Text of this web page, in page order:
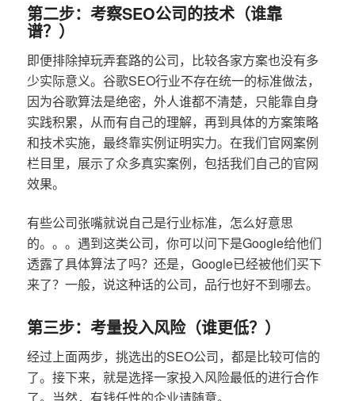
第二步：考察SEO公司的技术（谁靠
谱？）
即便排除掉玩弄套路的公司，比较各家方案也没有多
少实际意义。谷歌SEO行业不存在统一的标准做法，
因为谷歌算法是绝密，外人谁都不清楚，只能靠自身
实践积累，从而有自己的理解，再到具体的方案策略
和技术实施，最终靠实例证明实力。在我们官网案例
栏目里，展示了众多真实案例，包括我们自己的官网
效果。
有些公司张嘴就说自己是行业标准，怎么好意思
的。。。遇到这类公司，你可以问下是Google给他们
透露了具体算法了吗？还是，Google已经被他们买下
来了？一般，说这种话的公司，品行也好不到哪去。
第三步：考量投入风险（谁更低？）
经过上面两步，挑选出的SEO公司，都是比较可信的
了。接下来，就是选择一家投入风险最低的进行合作